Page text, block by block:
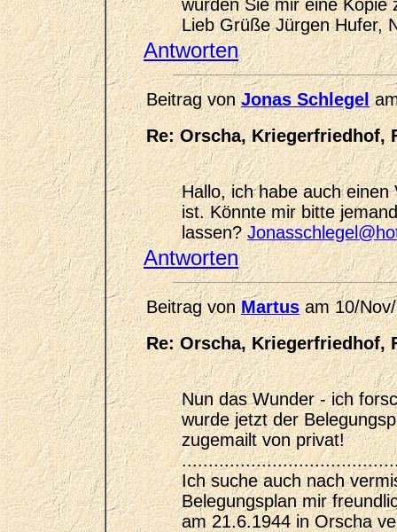
würden Sie mir eine Kopie
Lieb Grüße Jürgen Hufer,
Antworten
Beitrag vonJonas Schlegel
Re: Orscha, Kriegerfriedhof,
Hallo, ich habe auch
ist. Könnte mir bitte
lassen?
Antworten
Beitrag vonMartusam 10/
Re: Orscha, Kriegerfriedhof,
Nun das Wunder - ich
wurde jetzt der
zugemailt von privat!
Ich suche auch nach
Belegungsplan mir
am 21.6.1944 in Orscha